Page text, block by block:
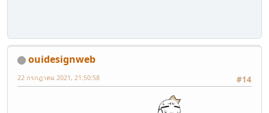
ouidesignweb
#14
22 กรกฎาคม 2021, 21:50:58